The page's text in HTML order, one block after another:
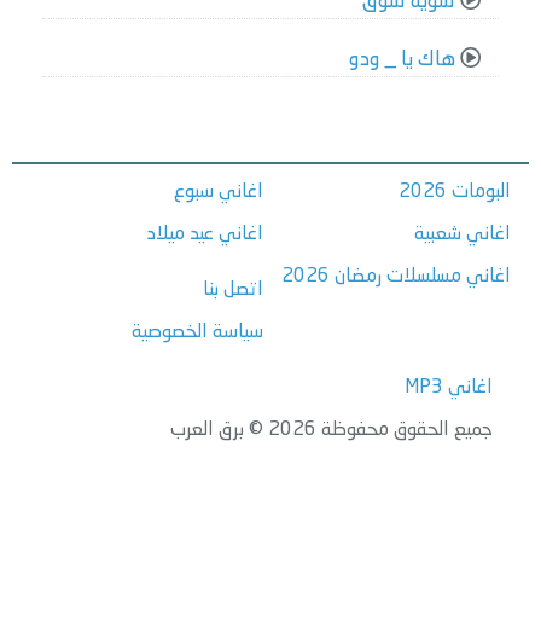
هاك يا _ ودو
البومات 2026
اغاني شعبية
اغاني مسلسلات رمضان 2026
اغاني سبوع
اغاني عيد ميلاد
اتصل بنا
سياسة الخصوصية
اغاني MP3
جميع الحقوق محفوظة 2026 © برق العرب